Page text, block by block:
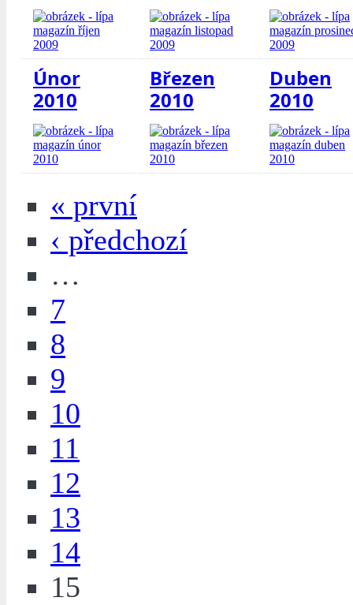
Únor
2010
Březen
2010
Duben
2010
« první
‹ předchozí
…
7
8
9
10
11
12
13
14
15